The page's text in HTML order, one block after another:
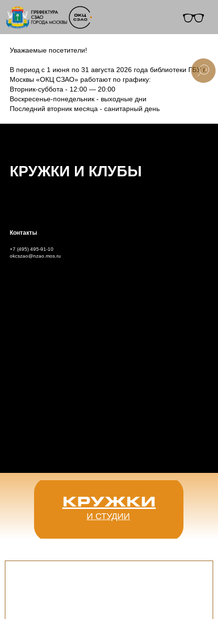
+7 (495) 495-91-10
Уважаемые посетители!
В период с 1 июня по 31 августа 2026 года библиотеки ГБУ г.
Москвы «ОКЦ СЗАО» работают по графику:
Вторник-суббота - 12:00 — 20:00
Воскресенье-понедельник - выходные дни
Последний вторник месяца - санитарный день
КРУЖКИ И КЛУБЫ
Контакты
+7 (495) 495-91-10
okcszao@nzao.mos.ru
КРУЖКИ
И СТУДИИ